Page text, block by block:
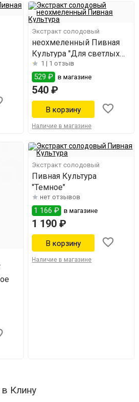
Экстракт солодовый
неохмеленный Пивная
Культура "Для светлых
сортов"
1 | 1 отзыв
529 ₽ в магазине
540 ₽
Наличие в магазине
Экстракт солодовый
Пивная Культура
"Темное"
нет отзывов
1 166 ₽ в магазине
1 190 ₽
Наличие в магазине
Клину